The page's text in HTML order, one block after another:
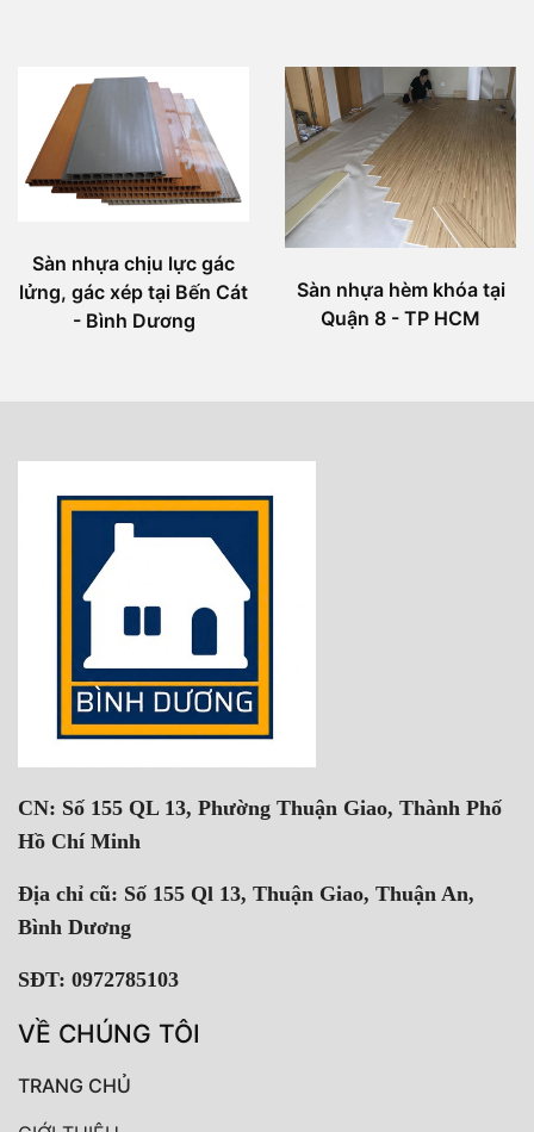
Sàn nhựa chịu lực gác
lửng, gác xép tại Bến Cát
- Bình Dương
Sàn nhựa hèm khóa tại
Quận 8 - TP HCM
CN: Số 155 QL 13, Phường Thuận Giao, Thành Phố
Hồ Chí Minh
Địa chỉ cũ: Số 155 Ql 13, Thuận Giao, Thuận An,
Bình Dương
SĐT: 0972785103
VỀ CHÚNG TÔI
TRANG CHỦ